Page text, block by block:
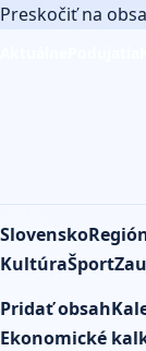
Preskočiť na
Slovensko
KultúraŠport
Pridať obsah
Ekonomické